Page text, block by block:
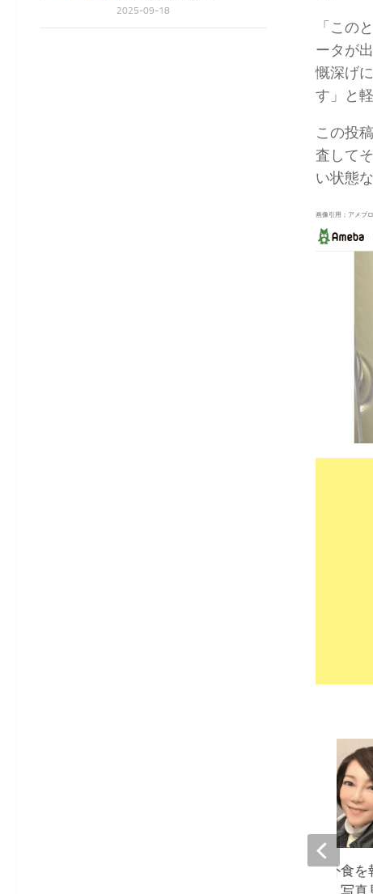
「この
ータが
慨深げ
す」と
この投
査して
い状態
画像引用；アメブロ
堀ちえみ、夫との外食
2025-09-18